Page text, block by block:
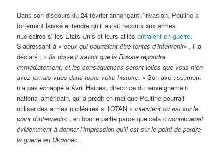
Dans son discours du 24 février annonçant l’invasion, Poutine a
fortement laissé entendre qu’il aurait recours aux armes
nucléaires si les États-Unis et leurs alliésentraient en guerre.
S’adressant à «ceux qui pourraient être tentés d’intervenir« , il a
déclaré : «Ils doivent savoir que la Russie répondra
immédiatement, et les conséquences seront telles que vous n’en
avez jamais vues dans toute votre histoire. » Son avertissement
n’a pas échappé à Avril Haines, directrice du renseignement
national américain, qui a prédit en mai que Poutine pourrait
utiliser des armes nucléaires si l’OTAN «intervient ou est sur le
point d’intervenir« , en bonne partie parce que cela «contribuerait
évidemment à donner l’impression qu’il est sur le point de perdre
la guerre en Ukraine« .